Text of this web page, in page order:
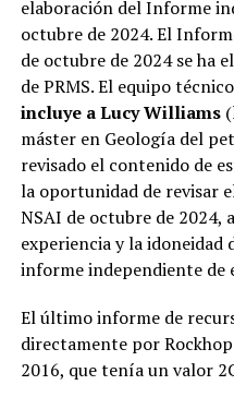
elaboración del Informe
octubre de 2024. El
de octubre de 2024 se ha
de PRMS. El equipo
incluye a Lucy Williams
máster en Geología del
revisado el contenido de
la oportunidad de revisar
NSAI de octubre de 2024,
experiencia y la idoneidad
informe independiente de
El último informe de
directamente por
2016, que tenía un valor